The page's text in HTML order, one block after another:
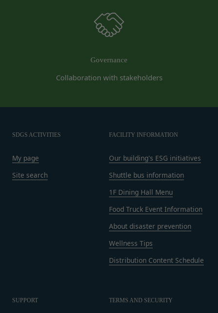
Governance
Collaboration with stakeholders
SDGS ACTIVITIES
My page
Site search
FACILITY INFORMATION
Our building's ESG initiatives
Shuttle bus information
1F Dining Hall Menu
Food Truck Event Information
About disaster prevention
Wellness Tips
Distribution Content Schedule
SUPPORT TERMS AND SECURITY
お客様の保護のために、開示が合理的に必要である
と判断する場合、お客様情報の全部または一部を開
示することがあります。
組織再編、合併または譲渡に際し、当社が取得した
個人情報の全部または一部を関係者に移転すること
当社は、業務を委託するため委託先にお客様情報を
な取扱いおよび保護を行わせ、第三者への開示・提
ないよう適切に管理および監督します。
お客様がご自身の個人情報の内容を確認、訂正また
は利用停止を希望される場合には、個人情報保護法
て、速やかに対応させていただきます。
なお、かかる場合には、本人確認をさせていただく
開示等のご希望、ご意見、ご質問、苦情のお申し出
過去に当社との契約に違反した者またはその関
反社会的勢力等（暴力団、暴力団員、右翼団
意味します。以下同じ。）であるまたは資金提
もしくは経営に協力もしくは関与する等反社会
ていると当社が判断した場合
場合
会員は、登録情報の内容の全部または一部に関して
変更が生じた場合、直ちに当社所定の方法により登
会員が前項に定める変更手続きを行わなかった場合
には、既に登録済みの情報に基づく処理を適正・有
効なものとすることをあらかじめ承諾します。
たことにより生じた損害について、当社は一切責任
会員は、会員登録等の際に会員本人が設定し、承